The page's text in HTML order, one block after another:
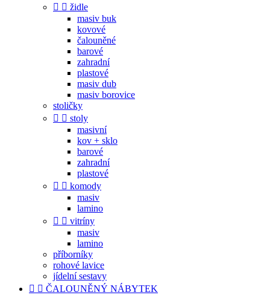
  židle
masiv buk
kovové
čalouněné
barové
zahradní
plastové
masiv dub
masiv borovice
stoličky
  stoly
masivní
kov + sklo
barové
zahradní
plastové
  komody
masiv
lamino
  vitríny
masiv
lamino
příborníky
rohové lavice
jídelní sestavy
  ČALOUNĚNÝ NÁBYTEK